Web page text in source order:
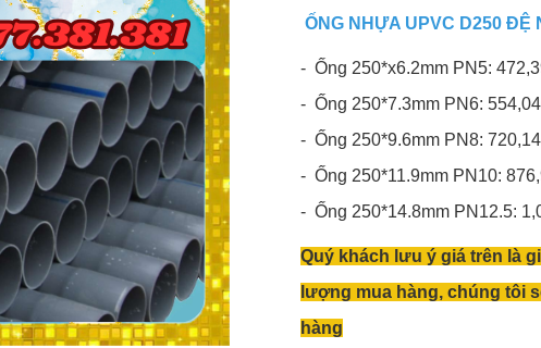
ỐNG NHỰA UPVC D250 ĐỆ
- Ống 250*x6.2mm PN5:
- Ống 250*7.3mm PN6:
- Ống 250*9.6mm PN8:
- Ống 250*11.9mm PN10:
- Ống 250*14.8mm PN12.5:
Quý khách lưu ý giá trên là
lượng mua hàng, chúng tôi
hàng